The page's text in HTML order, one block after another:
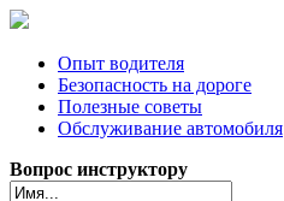
Опыт водителя
Безопасность на дороге
Полезные советы
Обслуживание автомобиля
Вопрос инструктору